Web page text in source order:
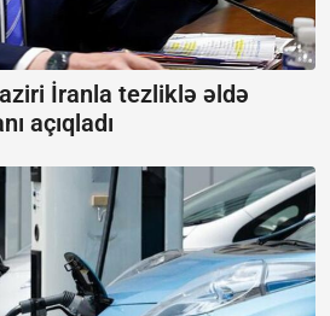
İranla tezliklə əldə
açıqladı